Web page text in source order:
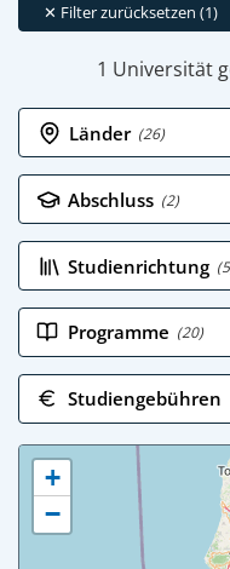
1 Universität
✕ Filter zurücksetzen (1)
Länder (26)
Abschluss (2)
Studienrichtung
Programme (20)
Studiengebühren
+
−